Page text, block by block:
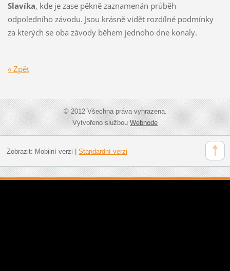
Slavíka, kde je zase pěkně zaznamenán průběh
odpoledního závodu. Jsou krásně vidět rozdílné podmínky
za kterých se oba závody během jednoho dne konaly.
« Zpět
© 2012 Všechna práva vyhrazena.
Vytvořeno službouWebnode
Zobrazit: Mobilní verzi | Standardní verzi